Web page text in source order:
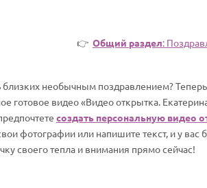
👉 Общий раздел:
близких необычным поздравлением? Теперь
готовое видео «Видео открытка.
создать персональную видео
фотографии или напишите текст, и у
своего тепла и внимания прямо сейчас!